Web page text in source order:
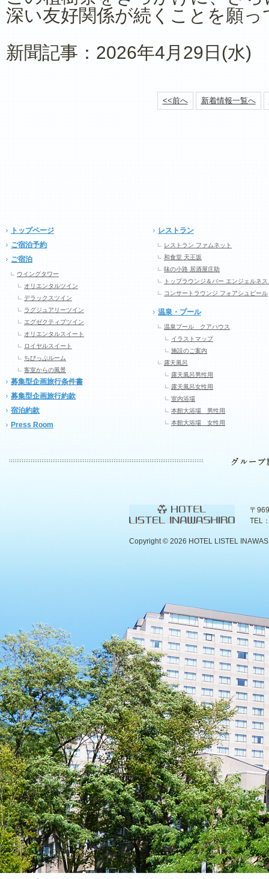
深い友好関係が続くことを願っ
新聞記事：2026年4月29日(水)
<<前へ 新着情報一覧へ
トップページ
ご宿泊予約
ご宿泊
ウイングタワー
オリエンタルツイン
デラックスツイン
ラグジュアリーツイン
エグゼクティブツイン
オリエンタルスイート
ロイヤルスイート
ちびっぷルーム
客室からの風景
募集型企画旅行条件書
募集型企画旅行約款
宿泊約款
Press Room
レストラン
レストラン ファムネット
和食堂 天王坂
味の小路 居酒屋庄助
トップラウンジ＆バー エンジェルネス
コンサートラウンジ フォアシュピール
温泉・プール
温泉プール クアハウス
イラストマップ
施設のご案内
露天風呂
露天風呂男性用
露天風呂女性用
室内浴場
本館大浴場 男性用
本館大浴場 女性用
〒
TEL
Copyright © 2026 HOTEL LISTEL